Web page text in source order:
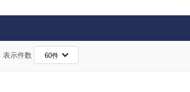
表示件数